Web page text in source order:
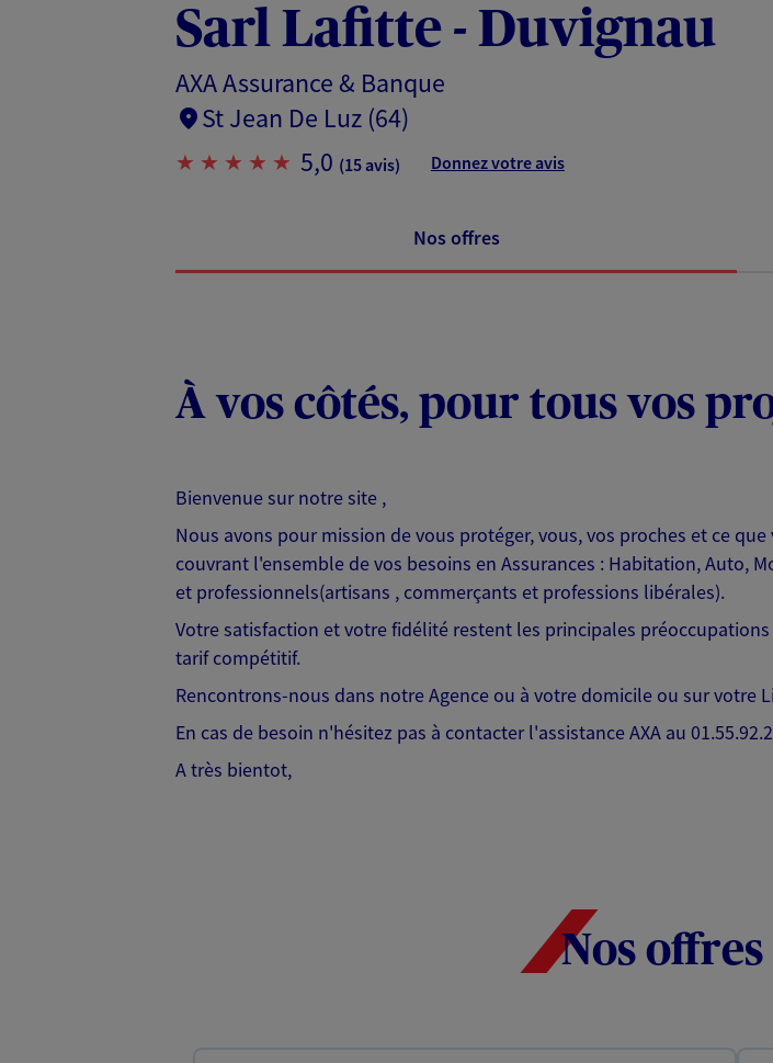
Sarl Lafitte - Duvignau
AXA Assurance & Banque
St Jean De Luz (64)
5,0 (15 avis) Donnez votre avis
Nos offres
À vos côtés, pour tous vos
Bienvenue sur notre site ,
Nous avons pour mission de vous protéger, vous, vos proches et ce
couvrant l'ensemble de vos besoins en Assurances : Habitation, Auto,
et professionnels(artisans , commerçants et professions libérales).
Votre satisfaction et votre fidélité restent les principales
tarif compétitif.
Rencontrons-nous dans notre Agence ou à votre domicile ou sur votre
En cas de besoin n'hésitez pas à contacter l'assistance AXA au
A très bientot,
Nos